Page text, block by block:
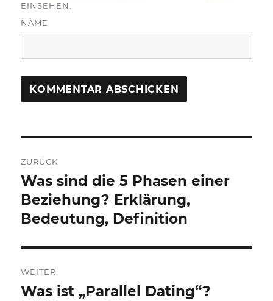
EINSEHEN.
NAME
ZURÜCK
Vorheriger
Beitrag:
Was sind die 5 Phasen einer
Beziehung? Erklärung,
Bedeutung, Definition
WEITER
Nächster
Was ist „Parallel Dating“?